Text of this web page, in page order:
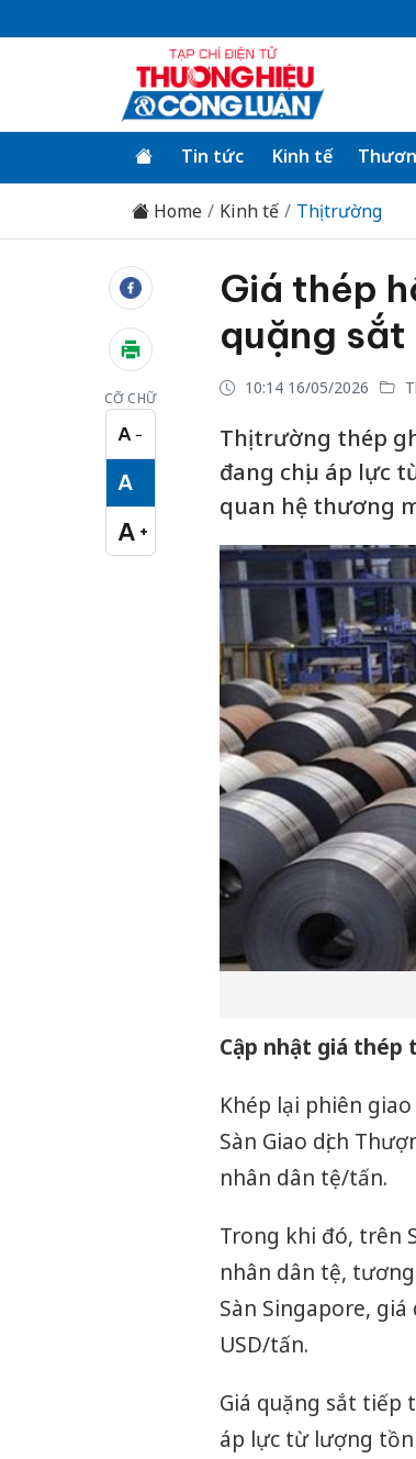
Tin tức Kinh tế
Home Kinh tế Thị trường
CỠ CHỮ
A −
Cỡ chữ nhỏ
A
Cỡ chữ vừa
A +
Cỡ chữ lớn
Giá thép
quặng
10:14 16/05/2026
Thị trường thép
đang chịu áp lực
quan hệ thương
Cập nhật giá thép
Khép lại phiên
Sàn Giao dịch
nhân dân tệ/tấn.
Trong khi đó, trên
nhân dân tệ,
Sàn Singapore, giá
USD/tấn.
Giá quặng sắt
áp lực từ lượng